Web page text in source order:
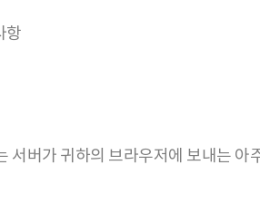
항
서버가 귀하의 브라우저에 보내는 아